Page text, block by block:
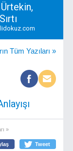
Tüm Yazıları »
»
Tweet